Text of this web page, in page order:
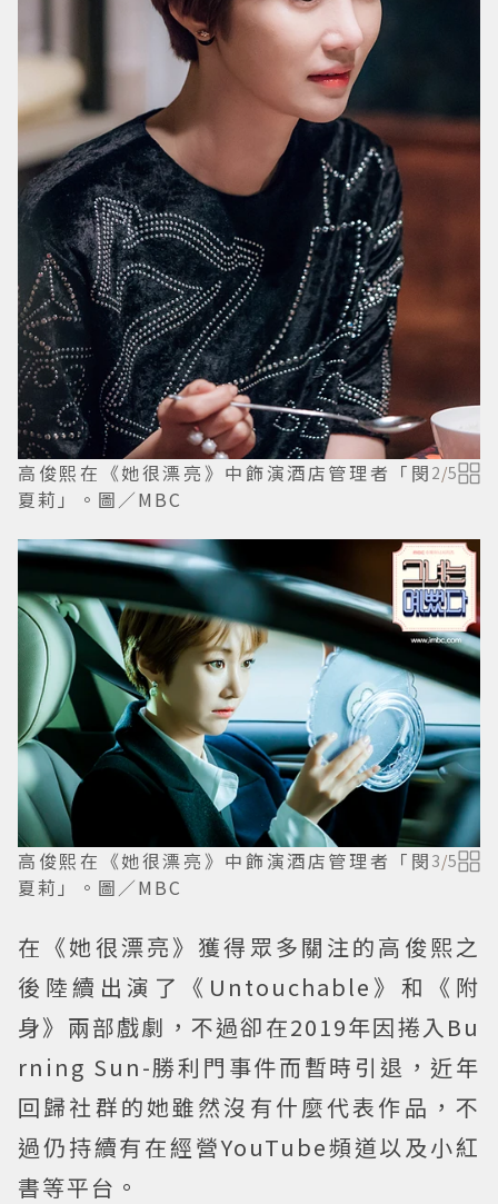
高俊熙在《她很漂亮》中飾演酒店管理者「閔
夏莉」。圖／MBC
2/5
高俊熙在《她很漂亮》中飾演酒店管理者「閔
夏莉」。圖／MBC
3/5
在《她很漂亮》獲得眾多關注的高俊熙之
後陸續出演了《Untouchable》和《附
身》兩部戲劇，不過卻在2019年因捲入Bu
rning Sun-勝利門事件而暫時引退，近年
回歸社群的她雖然沒有什麼代表作品，不
過仍持續有在經營YouTube頻道以及小紅
書等平台。